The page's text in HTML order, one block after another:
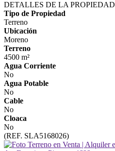
DETALLES DE LA PROPIEDAD
Tipo de Propiedad
Terreno
Ubicación
Moreno
Terreno
4500 m²
Agua Corriente
No
Agua Potable
No
Cable
No
Cloaca
No
(REF. SLA5168026)